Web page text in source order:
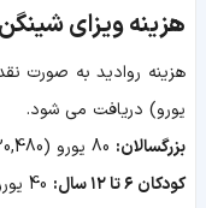
هزینه ویزای شینگن
هزینه روادید به صورت
یورو) دریافت می شود.
بزرگسالان:
کودکان ۶ تا ۱۲ سال: